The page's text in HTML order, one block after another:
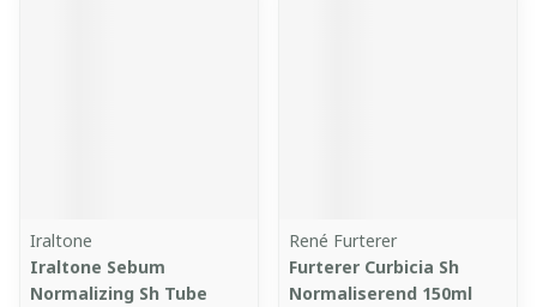
Iraltone
Iraltone Sebum
Normalizing Sh Tube
René Furterer
Furterer Curbicia Sh
Normaliserend 150ml